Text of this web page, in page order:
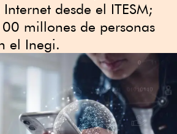
desde el ITESM;
millones de personas
el Inegi.